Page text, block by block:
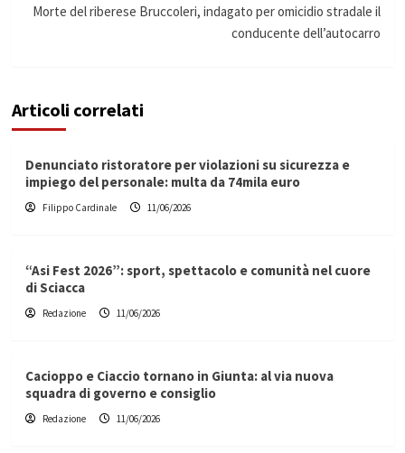
Morte del riberese Bruccoleri, indagato per omicidio stradale il
conducente dell’autocarro
Articoli correlati
Denunciato ristoratore per violazioni su sicurezza e
impiego del personale: multa da 74mila euro
Filippo Cardinale 11/06/2026
“Asi Fest 2026”: sport, spettacolo e comunità nel cuore
di Sciacca
Redazione 11/06/2026
Cacioppo e Ciaccio tornano in Giunta: al via nuova
squadra di governo e consiglio
Redazione 11/06/2026